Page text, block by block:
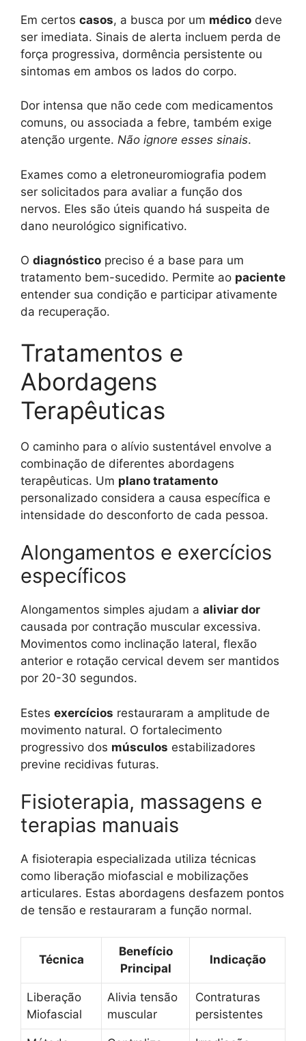
Em certos casos, a busca por um médico deve
ser imediata. Sinais de alerta incluem perda de
força progressiva, dormência persistente ou
sintomas em ambos os lados do corpo.
Dor intensa que não cede com medicamentos
comuns, ou associada a febre, também exige
atenção urgente. Não ignore esses sinais.
Exames como a eletroneuromiografia podem
ser solicitados para avaliar a função dos
nervos. Eles são úteis quando há suspeita de
dano neurológico significativo.
O diagnóstico preciso é a base para um
tratamento bem-sucedido. Permite ao paciente
entender sua condição e participar ativamente
da recuperação.
Tratamentos e
Abordagens
Terapêuticas
O caminho para o alívio sustentável envolve a
combinação de diferentes abordagens
terapêuticas. Um plano tratamento
personalizado considera a causa específica e
intensidade do desconforto de cada pessoa.
Alongamentos e exercícios
específicos
Alongamentos simples ajudam a aliviar dor
causada por contração muscular excessiva.
Movimentos como inclinação lateral, flexão
anterior e rotação cervical devem ser mantidos
por 20-30 segundos.
Estes exercícios restauraram a amplitude de
movimento natural. O fortalecimento
progressivo dos músculos estabilizadores
previne recidivas futuras.
Fisioterapia, massagens e
terapias manuais
A fisioterapia especializada utiliza técnicas
como liberação miofascial e mobilizações
articulares. Estas abordagens desfazem pontos
de tensão e restauraram a função normal.
Técnica
Benefício
Principal
Indicação
Liberação
Miofascial
Alivia tensão
muscular
Contraturas
persistentes